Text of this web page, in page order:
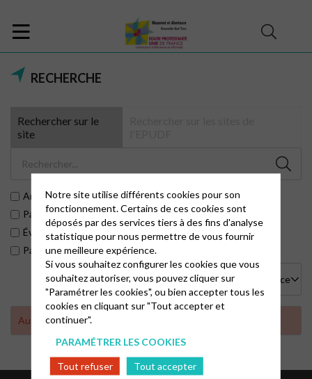
RECHERCHE
Rechercher sur le
site
Articles
Pages
Évènements
Paroisses
Aucun résultat trouvé
Notre site utilise différents cookies pour son
fonctionnement. Certains de ces cookies sont
déposés par des services tiers à des fins d'analyse
statistique pour nous permettre de vous fournir
une meilleure expérience.
Si vous souhaitez configurer les cookies que vous
souhaitez autoriser, vous pouvez cliquer sur
"Paramétrer les cookies", ou bien accepter tous les
cookies en cliquant sur "Tout accepter et
continuer".
PARAMÉTRER LES COOKIES
Tout refuser
Tout accepter